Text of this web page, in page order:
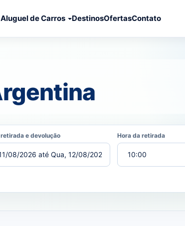
Aluguel de Carros DestinosOfertasContato
e devolução Hora da retirada